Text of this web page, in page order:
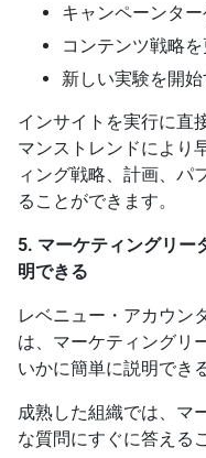
キャンペーンタ
コンテンツ戦略
新しい実験を開始
インサイトを実行に直
マンストレンドにより
ィング戦略、計画、パ
ることができます。
5. マーケティングリー
明できる
レベニュー・アカウン
は、マーケティングリ
いかに簡単に説明でき
成熟した組織では、マ
な質問にすぐに答える